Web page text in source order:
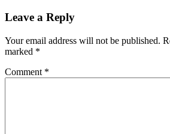
Leave a Reply
Your email address will not be published.
marked *
Comment *